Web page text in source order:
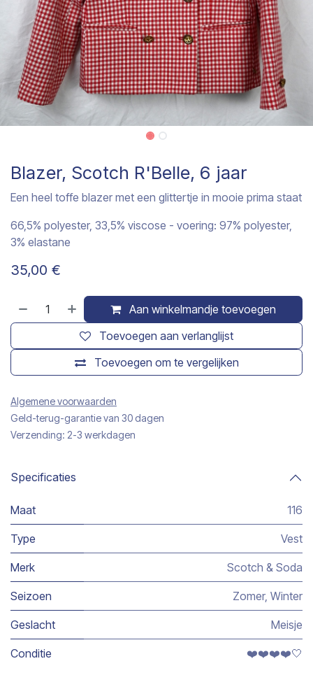
Blazer, Scotch R'Belle, 6 jaar
Een heel toffe blazer met een glittertje in mooie prima staat
66,5% polyester, 33,5% viscose - voering: 97% polyester,
3% elastane
35,00 €
Aan winkelmandje toevoegen
Toevoegen om te vergelijken
Toevoegen aan verlanglijst
Algemene voorwaarden
Geld-terug-garantie van 30 dagen
Verzending: 2-3 werkdagen
Specificaties
Maat 116
Type Vest
Merk Scotch & Soda
Seizoen Zomer, Winter
Geslacht Meisje
Conditie ❤️❤️❤️❤️🤍